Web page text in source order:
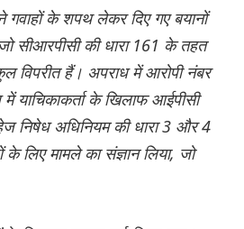
गवाहों के शपथ लेकर दिए गए बयानों
सीआरपीसी की धारा 161 के तहत
विपरीत हैं। अपराध में आरोपी नंबर
याचिकाकर्ता के खिलाफ आईपीसी
निषेध अधिनियम की धारा 3 और 4
लिए मामले का संज्ञान लिया, जो